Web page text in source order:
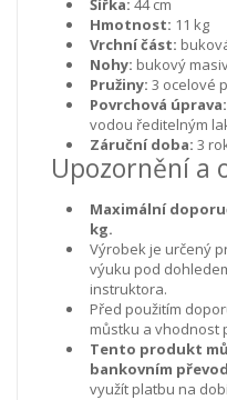
Šířka: 44 cm
Hmotnost: 11 kg
Vrchní část:
Nohy: bukový
Pružiny: 3 ocelové
Povrchová úprava:
vodou ředitelným
Záruční doba: 3
Upozornění a
Maximální
kg.
Výrobek je určený
výuku pod
instruktora.
Před použitím
můstku a vhodnost
Tento produkt
bankovním
využít platbu na